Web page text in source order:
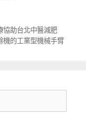
協助台北中醫減肥
機的工業型機械手臂